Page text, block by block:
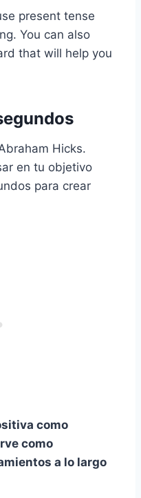
present tense
You can also
that will help you
Hicks.
en tu objetivo
para crear
como
como
a lo largo